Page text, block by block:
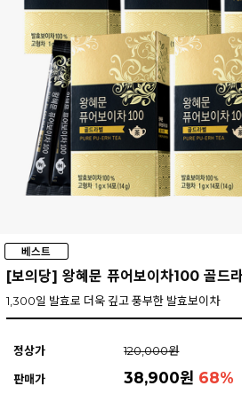
[보의당] 왕혜문 퓨어보이차100 골드
1,300일 발효로 더욱 깊고 풍부한 발효보이차
정상가
120,000원
판매가
38,900원 68%